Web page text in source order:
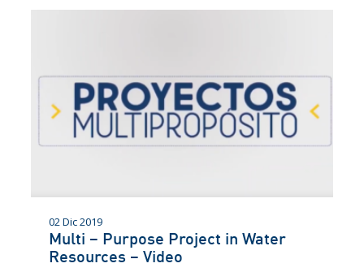
02 Dic 2019
Multi – Purpose Project in Water
Resources – Video